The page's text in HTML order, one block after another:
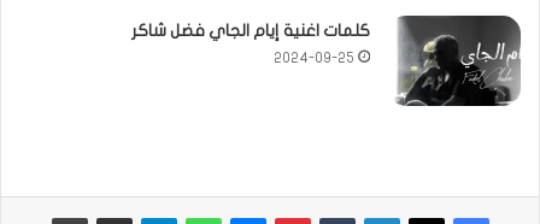
كلمات اغنية إيام الجاي فضل شاكر
2024-09-25